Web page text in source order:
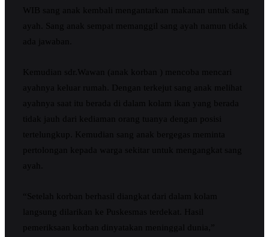
WIB sang anak kembali mengantarkan makanan untuk sang
ayah. Sang anak sempat memanggil sang ayah namun tidak
ada jawaban.
Kemudian sdr.Wawan (anak korban ) mencoba mencari
ayahnya keluar rumah. Dengan terkejut sang anak melihat
ayahnya saat itu berada di dalam kolam ikan yang berada
tidak jauh dari kediaman orang tuanya dengan posisi
tertelungkup. Kemudian sang anak bergegas meminta
pertolongan kepada warga sekitar untuk mengangkat sang
ayah.
“Setelah korban berhasil diangkat dari dalam kolam
langsung dilarikan ke Puskesmas terdekat. Hasil
pemeriksaan korban dinyatakan meninggal dunia,”